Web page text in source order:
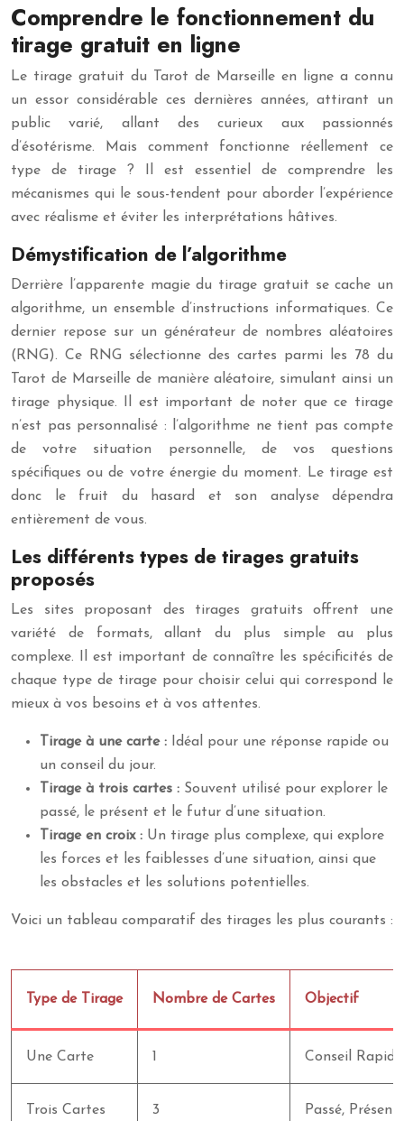
Comprendre le fonctionnement du
tirage gratuit en ligne
Le tirage gratuit du Tarot de Marseille en ligne a connu
un essor considérable ces dernières années, attirant un
public varié, allant des curieux aux passionnés
d’ésotérisme. Mais comment fonctionne réellement ce
type de tirage ? Il est essentiel de comprendre les
mécanismes qui le sous-tendent pour aborder l’expérience
avec réalisme et éviter les interprétations hâtives.
Démystification de l’algorithme
Derrière l’apparente magie du tirage gratuit se cache un
algorithme, un ensemble d’instructions informatiques. Ce
dernier repose sur un générateur de nombres aléatoires
(RNG). Ce RNG sélectionne des cartes parmi les 78 du
Tarot de Marseille de manière aléatoire, simulant ainsi un
tirage physique. Il est important de noter que ce tirage
n’est pas personnalisé : l’algorithme ne tient pas compte
de votre situation personnelle, de vos questions
spécifiques ou de votre énergie du moment. Le tirage est
donc le fruit du hasard et son analyse dépendra
entièrement de vous.
Les différents types de tirages gratuits
proposés
Les sites proposant des tirages gratuits offrent une
variété de formats, allant du plus simple au plus
complexe. Il est important de connaître les spécificités de
chaque type de tirage pour choisir celui qui correspond le
mieux à vos besoins et à vos attentes.
Tirage à une carte :
Idéal pour une réponse rapide ou
un conseil du jour.
Tirage à trois cartes : Souvent utilisé pour explorer le
passé, le présent et le futur d’une situation.
Tirage en croix : Un tirage plus complexe, qui explore
les forces et les faiblesses d’une situation, ainsi que
les obstacles et les solutions potentielles.
Voici un tableau comparatif des tirages les plus courants :
Type de Tirage Nombre de Cartes Objectif
Une Carte Conseil Rapide
Trois Cartes 3 Passé,